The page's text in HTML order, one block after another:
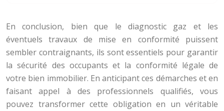
En conclusion, bien que le diagnostic gaz et les
éventuels travaux de mise en conformité puissent
sembler contraignants, ils sont essentiels pour garantir
la sécurité des occupants et la conformité légale de
votre bien immobilier. En anticipant ces démarches et en
faisant appel à des professionnels qualifiés, vous
pouvez transformer cette obligation en un véritable